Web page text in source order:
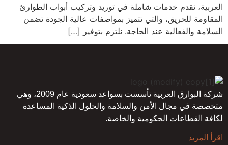
العربية، نقدم خدمات شاملة في توريد وتركيب أبواب الطوارئ
المقاومة للحريق، والتي تتميز بمواصفات عالية الجودة تضمن
السلامة والفعالية عند الحاجة. نلتزم بتوفير […]
شركة البوارق العربية تأسست بسواعد سعودية عام 2009، وهي
متخصصة في مجال الأمن والسلامة والحلول الذكية المساعدة
لكافة القطاعات الحكومية والخاصة.
اقرأ المزيد